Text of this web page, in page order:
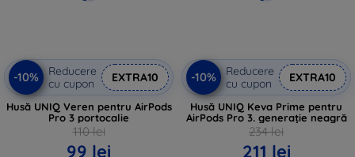
-10%
Reducere
cu cupon
EXTRA10
Husă UNIQ Veren pentru AirPods
Pro 3 portocalie
110 lei
99 lei
-10%
Reducere
cu cupon
EXTRA10
Husă UNIQ Keva Prime pentru
AirPods Pro 3. generație neagră
234 lei
211 lei